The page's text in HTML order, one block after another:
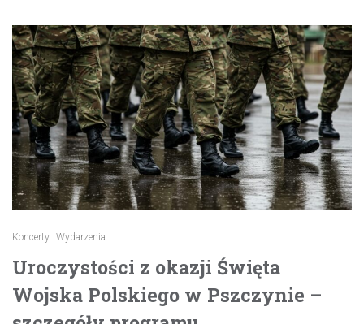
Koncerty Wydarzenia
Uroczystości z okazji Święta
Wojska Polskiego w Pszczynie –